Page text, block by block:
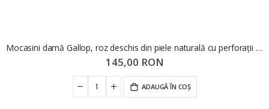
Mocasini damă Gallop, roz deschis din piele naturală cu perforații FNX98104
145,00 RON
ADAUGĂ ÎN COȘ